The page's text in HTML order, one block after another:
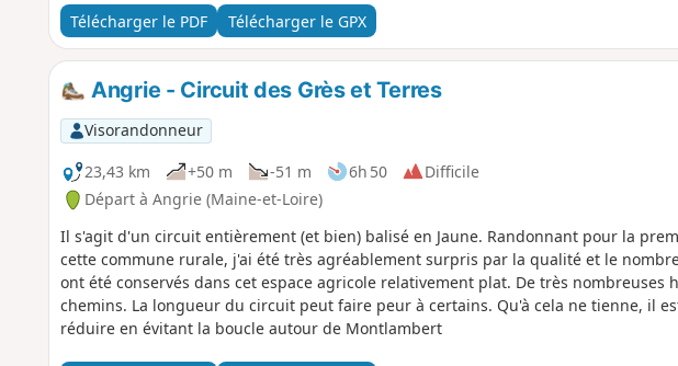
Télécharger le PDF Télécharger le GPX
Angrie - Circuit des Grès et Terres
Visorandonneur
23,43 km
+50 m -51 m 6h 50
Difficile
Départ à Angrie (Maine-et-Loire)
Il s'agit d'un circuit entièrement (et bien) balisé en Jaune. Randonnant pour la
cette commune rurale, j'ai été très agréablement surpris par la qualité et le
ont été conservés dans cet espace agricole relativement plat. De très nombreuses
chemins. La longueur du circuit peut faire peur à certains. Qu'à cela ne tienne, il
réduire en évitant la boucle autour de Montlambert